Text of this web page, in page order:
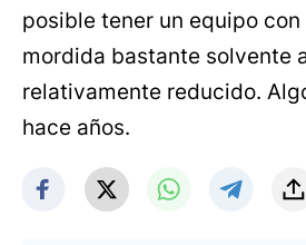
posible tener un equipo con
mordida bastante solvente
relativamente reducido.
hace años.